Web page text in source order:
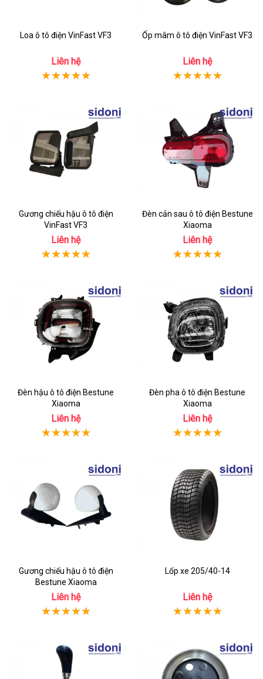
Loa ô tô điện VinFast VF3
Liên hệ
Ốp mâm ô tô điện VinFast VF3
Liên hệ
Gương chiếu hậu ô tô điện
VinFast VF3
Liên hệ
Đèn cản sau ô tô điện Bestune
Xiaoma
Liên hệ
Đèn hậu ô tô điện Bestune
Xiaoma
Liên hệ
Đèn pha ô tô điện Bestune
Xiaoma
Liên hệ
Gương chiếu hậu ô tô điện
Bestune Xiaoma
Liên hệ
Lốp xe 205/40-14
Liên hệ